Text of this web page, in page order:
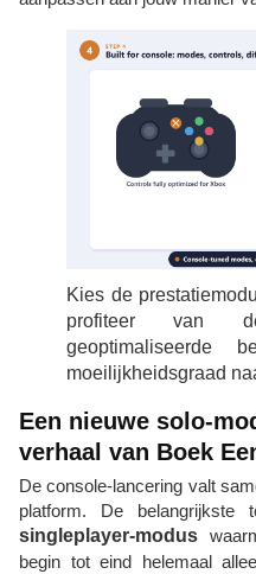
Kies de
profiteer van
geoptimaliseerde
moeilijkheidsgraad
Een nieuwe solo-
verhaal van Boek
De console-lancering valt
platform. De belangrijkste
singleplayer-modus
begin tot eind helemaal